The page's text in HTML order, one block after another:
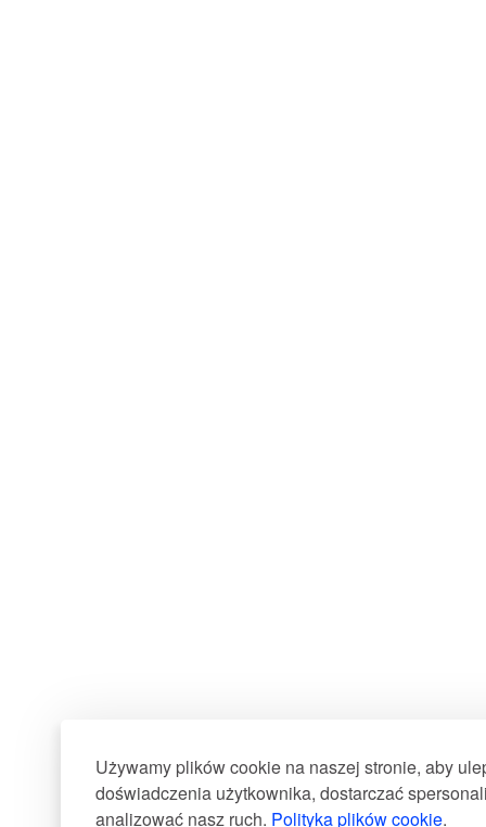
Używamy plików cookie na naszej stronie, aby
doświadczenia użytkownika, dostarczać
analizować nasz ruch. Polityka plików cookie.